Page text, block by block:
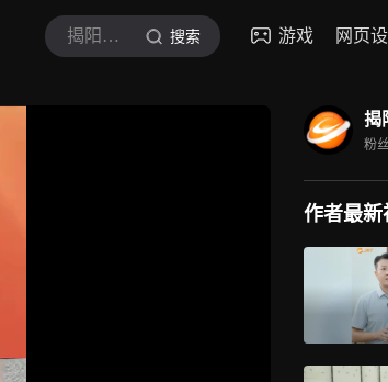
揭阳广电 搜索 游戏 网页
揭
粉丝
作者最新